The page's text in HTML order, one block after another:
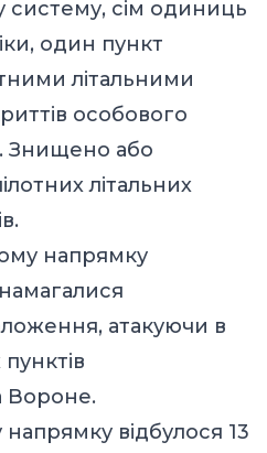
систему, сім одиниць
один пункт
літальними
особового
Знищено або
літальних
напрямку
атакуючи в
Вороне.
відбулося 13